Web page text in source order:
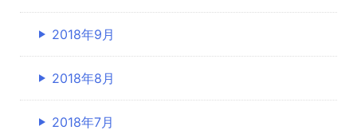
2018年9月
2018年8月
2018年7月